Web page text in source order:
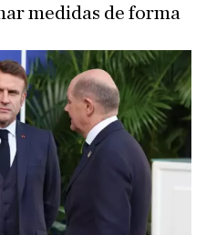
medidas de forma